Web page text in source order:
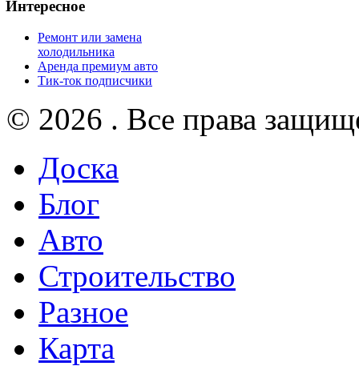
Интересное
Ремонт или замена
холодильника
Аренда премиум авто
Тик-ток подписчики
© 2026 . Все права
Доска
Блог
Авто
Строительство
Разное
Карта